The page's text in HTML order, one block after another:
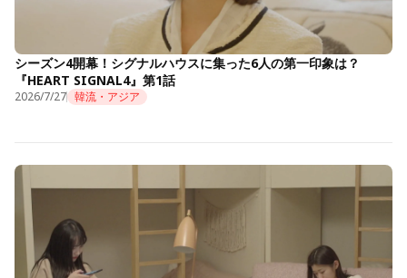
シーズン4開幕！シグナルハウスに集った6人の第一印象は？
『HEART SIGNAL4』第1話
2026/7/27 韓流・アジア